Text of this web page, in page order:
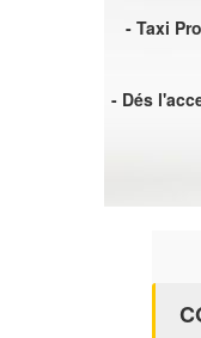
- Taxi
- Dés